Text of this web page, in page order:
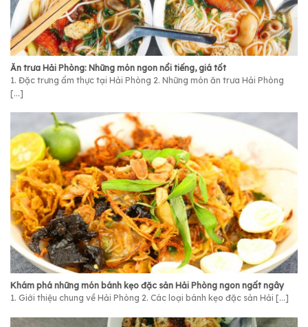
Ăn trưa Hải Phòng: Những món ngon nổi tiếng, giá tốt
1. Đặc trưng ẩm thực tại Hải Phòng 2. Những món ăn trưa Hải Phòng
[...]
Khám phá những món bánh kẹo đặc sản Hải Phòng ngon ngất ngây
1. Giới thiệu chung về Hải Phòng 2. Các loại bánh kẹo đặc sản Hải [...]